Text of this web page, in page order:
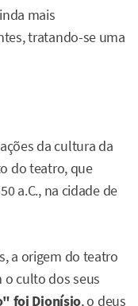
mais
tratando-se uma
da cultura da
do teatro, que
a.C., na cidade de
a origem do teatro
o culto dos seus
foi Dionísio, o deus